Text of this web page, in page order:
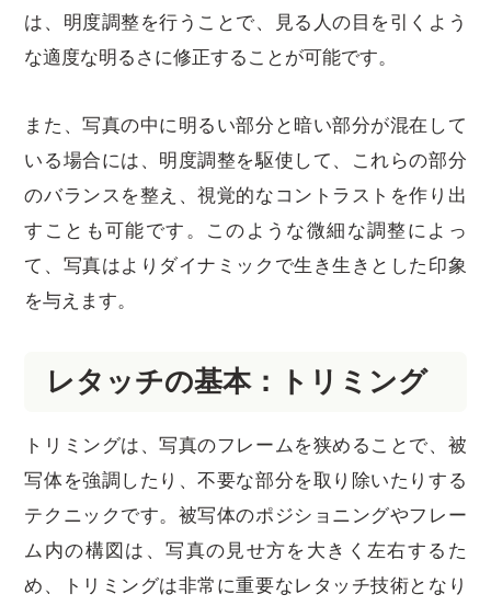
は、明度調整を行うことで、見る人の目を引くよう
な適度な明るさに修正することが可能です。
また、写真の中に明るい部分と暗い部分が混在して
いる場合には、明度調整を駆使して、これらの部分
のバランスを整え、視覚的なコントラストを作り出
すことも可能です。このような微細な調整によっ
て、写真はよりダイナミックで生き生きとした印象
を与えます。
レタッチの基本：トリミング
トリミングは、写真のフレームを狭めることで、被
写体を強調したり、不要な部分を取り除いたりする
テクニックです。被写体のポジショニングやフレー
ム内の構図は、写真の見せ方を大きく左右するた
め、トリミングは非常に重要なレタッチ技術となり